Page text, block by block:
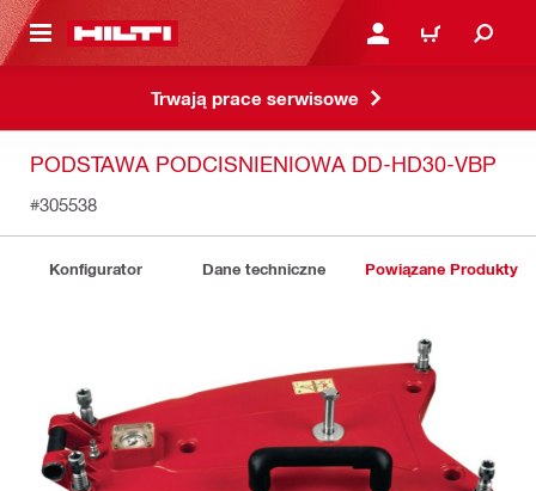
GŁÓWNEJ ZALOGUJ SIĘ LUB
KOSZYK
Trwają prace serwisowe
PODSTAWA PODCISNIENIOWA DD-HD30-VBP
#305538
Konfigurator Dane techniczne Powiązane Produkty